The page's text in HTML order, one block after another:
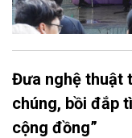
Đưa nghệ thuật
chúng, bồi đắp
cộng đồng”